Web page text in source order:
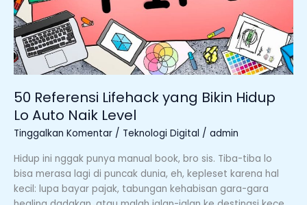
50 Referensi Lifehack yang Bikin Hidup
Lo Auto Naik Level
Tinggalkan Komentar / Teknologi Digital / admin
Hidup ini nggak punya manual book, bro sis. Tiba-tiba lo
bisa merasa lagi di puncak dunia, eh, kepleset karena hal
kecil: lupa bayar pajak, tabungan kehabisan gara-gara
Naik
Level